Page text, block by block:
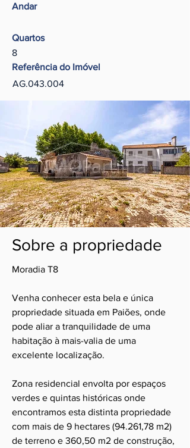
Andar
Quartos
8
Referência do Imóvel
AG.043.004
Sobre a propriedade
Moradia T8
Venha conhecer esta bela e única
propriedade situada em Paiões, onde
pode aliar a tranquilidade de uma
habitação à mais-valia de uma
excelente localização.
Zona residencial envolta por espaços
verdes e quintas históricas onde
encontramos esta distinta propriedade
com mais de 9 hectares (94.261,78 m2)
de terreno e 360,50 m2 de construção,